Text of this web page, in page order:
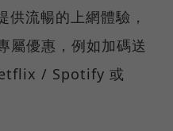
流暢的上網體驗，
屬優惠，例如加碼送
/ Spotify 或